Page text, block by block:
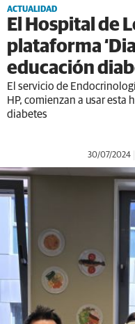
ACTUALIDAD
El Hospital de
plataforma
educación
El servicio de
HP, comienzan a usar esta
diabetes
30/07/2024